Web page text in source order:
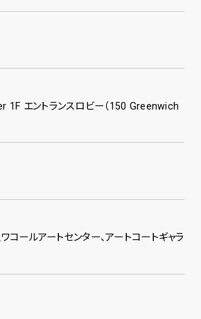
エントランスロビー（150 Greenwich
コールアートセンター、アートコートギャラ